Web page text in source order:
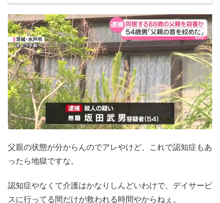
父親の状態が分からんのでアレやけど、これで認知症もあ
ったら地獄ですな。
認知症やなくて介護はかなりしんどいわけで、デイサービ
スに行ってる間だけが救われる時間やからねぇ。